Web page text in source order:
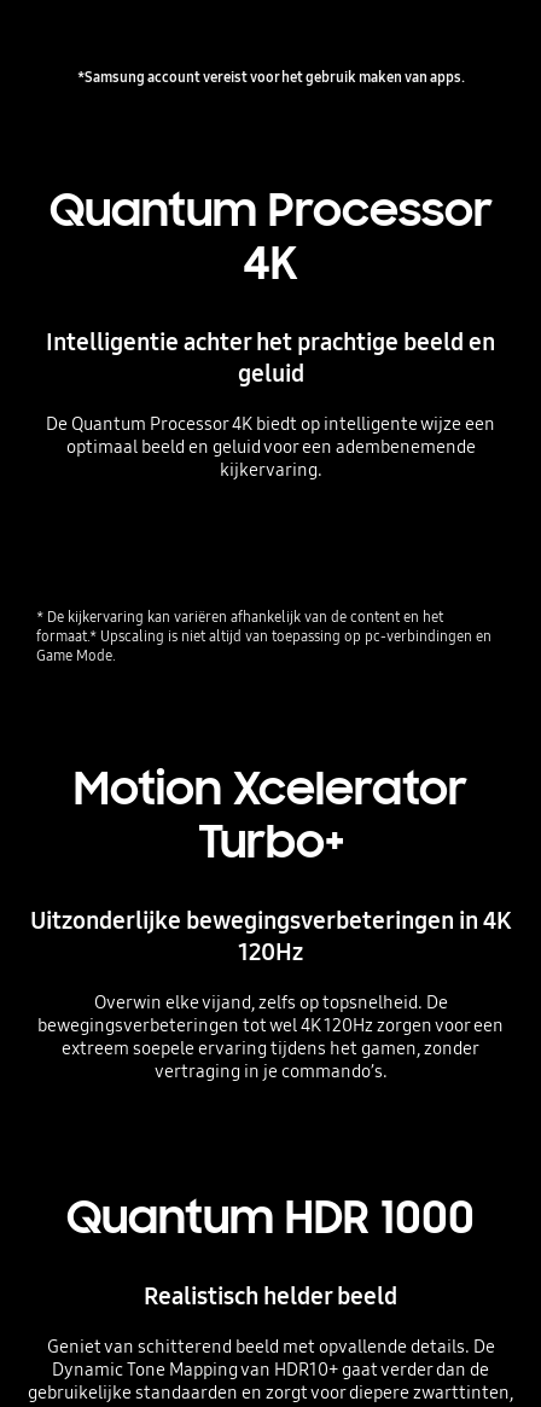
*Samsung account vereist voor het gebruik maken van apps.
Quantum Processor
4K
Intelligentie achter het prachtige beeld en
geluid
De Quantum Processor 4K biedt op intelligente wijze een
optimaal beeld en geluid voor een adembenemende
kijkervaring.
* De kijkervaring kan variëren afhankelijk van de content en het
formaat.* Upscaling is niet altijd van toepassing op pc-verbindingen en
Game Mode.
Motion Xcelerator
Turbo+
Uitzonderlijke bewegingsverbeteringen in 4K
120Hz
Overwin elke vijand, zelfs op topsnelheid. De
bewegingsverbeteringen tot wel 4K 120Hz zorgen voor een
extreem soepele ervaring tijdens het gamen, zonder
vertraging in je commando’s.
Quantum HDR 1000
Realistisch helder beeld
Geniet van schitterend beeld met opvallende details. De
Dynamic Tone Mapping van HDR10+ gaat verder dan de
gebruikelijke standaarden en zorgt voor diepere zwarttinten,